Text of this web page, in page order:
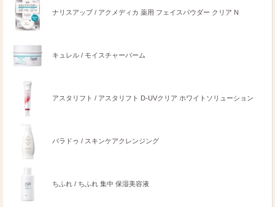
ナリスアップ / アクメディカ 薬用 フェイスパウダー クリア N
キュレル / モイスチャーバーム
アスタリフト / アスタリフト D-UVクリア ホワイトソリューション
パラドゥ / スキンケアクレンジング
ちふれ / ちふれ 集中 保湿美容液